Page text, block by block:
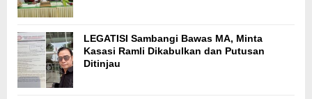
LEGATISI Sambangi Bawas MA, Minta
Kasasi Ramli Dikabulkan dan Putusan
Ditinjau